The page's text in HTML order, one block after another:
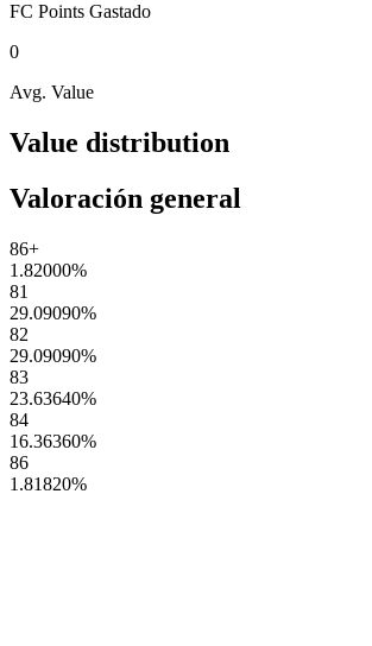
FC Points Gastado
0
Avg. Value
Value distribution
Valoración general
86+
1.82000%
81
29.09090%
82
29.09090%
83
23.63640%
84
16.36360%
86
1.81820%